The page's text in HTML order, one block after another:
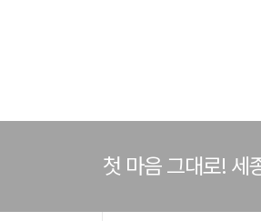
첫 마음 그대로! 세